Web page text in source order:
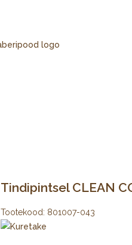
Tindipintsel CLEAN
Tootekood: 801007-043